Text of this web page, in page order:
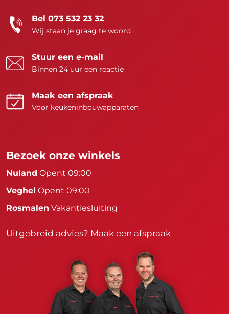
Bel 073 532 23 32
Wij staan je graag te woord
Stuur een e-mail
Binnen 24 uur een reactie
Maak een afspraak
Voor keukeninbouwapparaten
Bezoek onze winkels
Nuland Opent 09:00
Veghel Opent 09:00
Rosmalen Vakantiesluiting
Uitgebreid advies? Maak een afspraak